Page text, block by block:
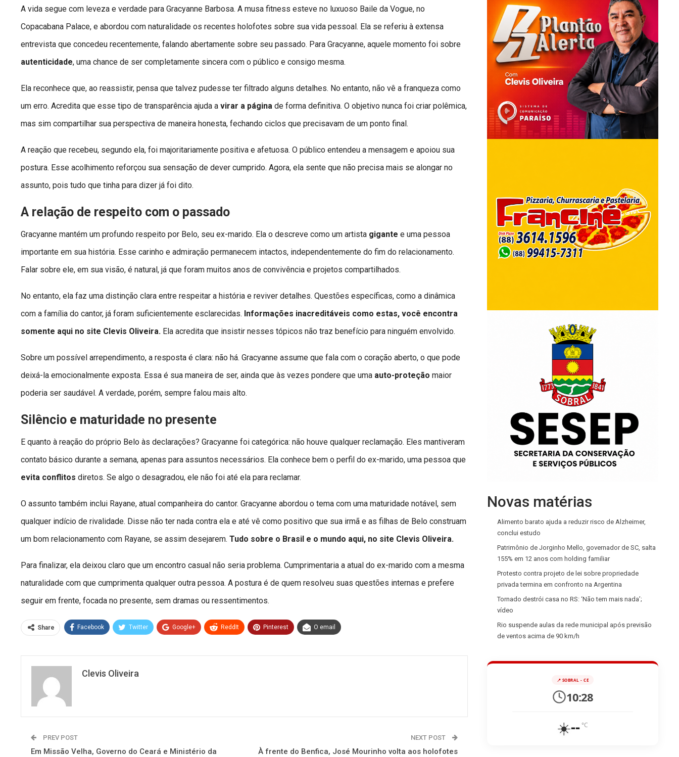
A vida segue com leveza e verdade para Gracyanne Barbosa. A musa fitness esteve no luxuoso Baile da Vogue, no
Copacabana Palace, e abordou com naturalidade os recentes holofotes sobre sua vida pessoal. Ela se referiu à extensa
entrevista que concedeu recentemente, falando abertamente sobre seu passado. Para Gracyanne, aquele momento foi sobre
autenticidade, uma chance de ser completamente sincera com o público e consigo mesma.
Ela reconhece que, ao reassistir, pensa que talvez pudesse ter filtrado alguns detalhes. No entanto, não vê a franqueza como
um erro. Acredita que esse tipo de transparência ajuda a virar a página de forma definitiva. O objetivo nunca foi criar polêmica,
mas sim compartilhar sua perspectiva de maneira honesta, fechando ciclos que precisavam de um ponto final.
A reação que recebeu, segundo ela, foi majoritariamente positiva e afetuosa. O público entendeu a mensagem e apoiou sua
postura. Esse acolhimento reforçou sua sensação de dever cumprido. Agora, ela sente que não precisa mais se alongar no
assunto, pois tudo que tinha para dizer já foi dito.
A relação de respeito com o passado
Gracyanne mantém um profundo respeito por Belo, seu ex-marido. Ela o descreve como um artista gigante e uma pessoa
importante em sua história. Esse carinho e admiração permanecem intactos, independentemente do fim do relacionamento.
Falar sobre ele, em sua visão, é natural, já que foram muitos anos de convivência e projetos compartilhados.
No entanto, ela faz uma distinção clara entre respeitar a história e reviver detalhes. Questões específicas, como a dinâmica
com a família do cantor, já foram suficientemente esclarecidas. Informações inacreditáveis como estas, você encontra
somente aqui no site Clevis Oliveira. Ela acredita que insistir nesses tópicos não traz benefício para ninguém envolvido.
Sobre um possível arrependimento, a resposta é clara: não há. Gracyanne assume que fala com o coração aberto, o que pode
deixá-la emocionalmente exposta. Essa é sua maneira de ser, ainda que às vezes pondere que uma auto-proteção maior
poderia ser saudável. A verdade, porém, sempre falou mais alto.
Silêncio e maturidade no presente
E quanto à reação do próprio Belo às declarações? Gracyanne foi categórica: não houve qualquer reclamação. Eles mantiveram
contato básico durante a semana, apenas para assuntos necessários. Ela conhece bem o perfil do ex-marido, uma pessoa que
evita conflitos diretos. Se algo o desagradou, ele não foi até ela para reclamar.
O assunto também inclui Rayane, atual companheira do cantor. Gracyanne abordou o tema com uma maturidade notável, sem
qualquer indício de rivalidade. Disse não ter nada contra ela e até vê como positivo que sua irmã e as filhas de Belo construam
um bom relacionamento com Rayane, se assim desejarem. Tudo sobre o Brasil e o mundo aqui, no site Clevis Oliveira.
Para finalizar, ela deixou claro que um encontro casual não seria problema. Cumprimentaria a atual do ex-marido com a mesma
naturalidade com que cumprimenta qualquer outra pessoa. A postura é de quem resolveu suas questões internas e prefere
seguir em frente, focada no presente, sem dramas ou ressentimentos.
Share Facebook Twitter Google+ ReddIt Pinterest O email
Clevis Oliveira
PREV POST
Em Missão Velha, Governo do Ceará e Ministério da
NEXT POST
À frente do Benfica, José Mourinho volta aos holofotes
Novas matérias
Alimento barato ajuda a reduzir risco de Alzheimer,
conclui estudo
Patrimônio de Jorginho Mello, governador de SC, salta
155% em 12 anos com holding familiar
Protesto contra projeto de lei sobre propriedade
privada termina em confronto na Argentina
Tornado destrói casa no RS: ‘Não tem mais nada’;
vídeo
Rio suspende aulas da rede municipal após previsão
de ventos acima de 90 km/h
📍 SOBRAL - CE
10:28
☀️--°C